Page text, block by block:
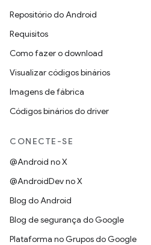
Repositório do Android
Requisitos
Como fazer o download
Visualizar códigos binários
Imagens de fábrica
Códigos binários do driver
CONECTE-SE
@Android no X
@AndroidDev no X
Blog do Android
Blog de segurança do Google
Plataforma no Grupos do Google